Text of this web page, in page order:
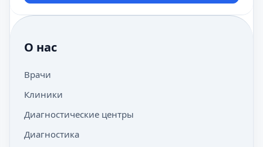
О нас
Врачи
Клиники
Диагностические центры
Диагностика